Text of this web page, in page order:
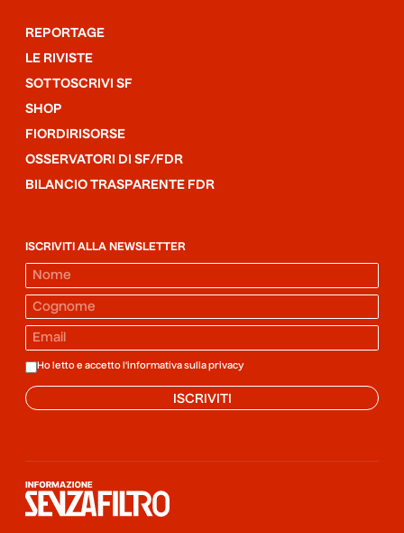
REPORTAGE
LE RIVISTE
SOTTOSCRIVI SF
SHOP
FIORDIRISORSE
OSSERVATORI DI SF/FDR
BILANCIO TRASPARENTE FDR
ISCRIVITI ALLA NEWSLETTER
Ho letto e accetto l'informativa sulla privacy
ISCRIVITI